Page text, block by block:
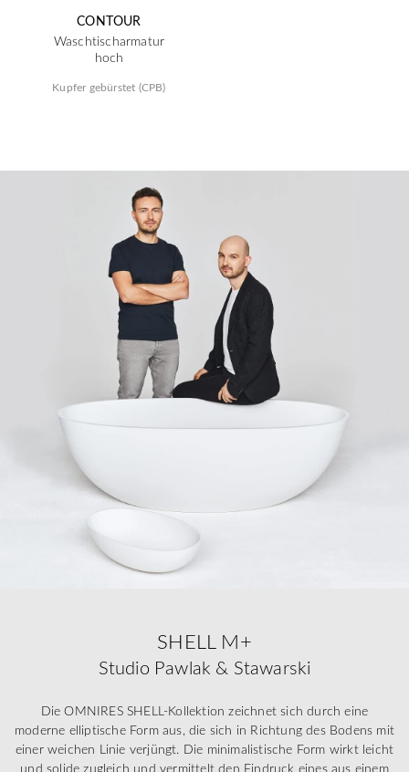
CONTOUR
Waschtischarmatur
hoch
Kupfer gebürstet (CPB)
SHELL M+
Studio Pawlak & Stawarski
Die OMNIRES SHELL-Kollektion zeichnet sich durch eine
moderne elliptische Form aus, die sich in Richtung des Bodens mit
einer weichen Linie verjüngt. Die minimalistische Form wirkt leicht
und solide zugleich und vermittelt den Eindruck eines aus einem